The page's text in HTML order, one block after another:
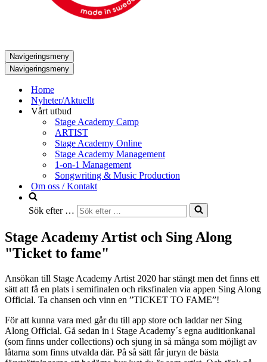
Navigeringsmeny
Navigeringsmeny
Home
Nyheter/Aktuellt
Vårt utbud
Stage Academy Camp
ARTIST
Stage Academy Online
Stage Academy Management
1-on-1 Management
Songwriting & Music Production
Om oss / Kontakt
Sök efter …
Stage Academy Artist och Sing Along
"Ticket to fame"
Ansökan till Stage Academy Artist 2020 har stängt men det finns ett
sätt att få en plats i semifinalen och riksfinalen via appen Sing Along
Official. Ta chansen och vinn en ”TICKET TO FAME”!
För att kunna vara med går du till app store och laddar ner Sing
Along Official. Gå sedan in i Stage Academy´s egna auditionkanal
(som finns under collections) och sjung in så många som möjligt av
låtarna som finns utvalda där. På så sätt får juryn de bästa